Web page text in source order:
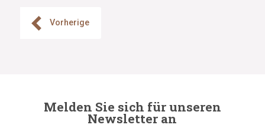
Vorherige
Melden Sie sich für unseren
Newsletter an